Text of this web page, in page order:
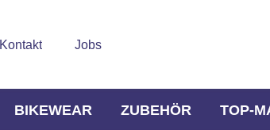
Kontakt Jobs
BIKEWEAR ZUBEHÖR TOP-